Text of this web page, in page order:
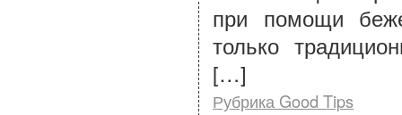
при помощи
только
[…]
Рубрика Good Tips